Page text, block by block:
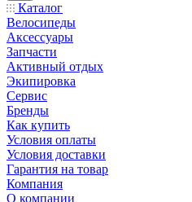
Каталог
Велосипеды
Аксессуары
Запчасти
Активный отдых
Экипировка
Сервис
Бренды
Как купить
Условия оплаты
Условия доставки
Гарантия на товар
Компания
О компании